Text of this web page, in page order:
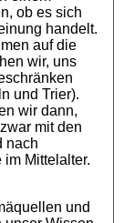
ob es sich
handelt.
auf die
wir, uns
und Trier).
wir dann,
mit den
nach
Mittelalter.
und